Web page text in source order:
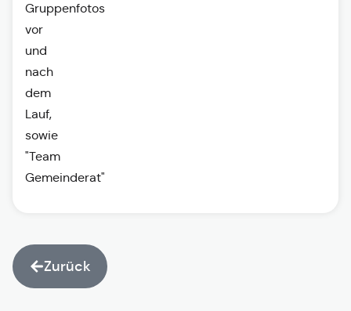
Gruppenfotos
vor
und
nach
dem
Lauf,
sowie
"Team
Gemeinderat"
Zurück